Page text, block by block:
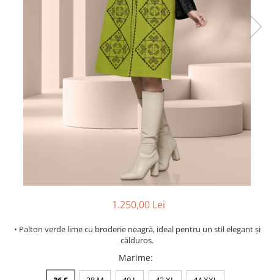
1.250,00 Lei
• Palton verde lime cu broderie neagră, ideal pentru un stil elegant și
călduros.
Marime: